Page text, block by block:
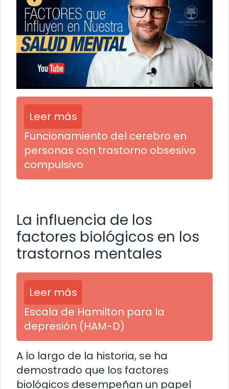
Leer más
Funcionamiento del cerebro en
personas con trastorno obsesivo
compulsivo
La influencia de los
factores biológicos en los
trastornos mentales
Leer más
Escala de Hamilton para la
depresión (HAM-D)
A lo largo de la historia, se ha
demostrado que los factores
biológicos desempeñan un papel